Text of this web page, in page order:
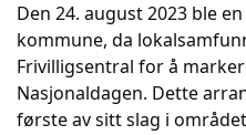
Den 24. august 2023 ble
kommune, da
Frivilligsentral for å
Nasjonaldagen. Dette
første av sitt slag i